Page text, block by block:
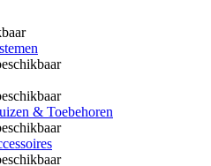
& Toebehoren